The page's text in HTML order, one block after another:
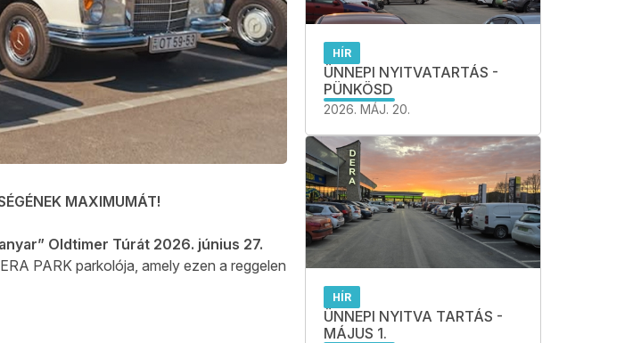
MAXIMUMÁT!
Oldtimer Túrát 2026. június 27.
PARK parkolója, amely ezen a reggelen
HÍR
ÜNNEPI NYITVATARTÁS -
PÜNKÖSD
2026. MÁJ. 20.
HÍR
ÜNNEPI NYITVA TARTÁS -
MÁJUS 1.